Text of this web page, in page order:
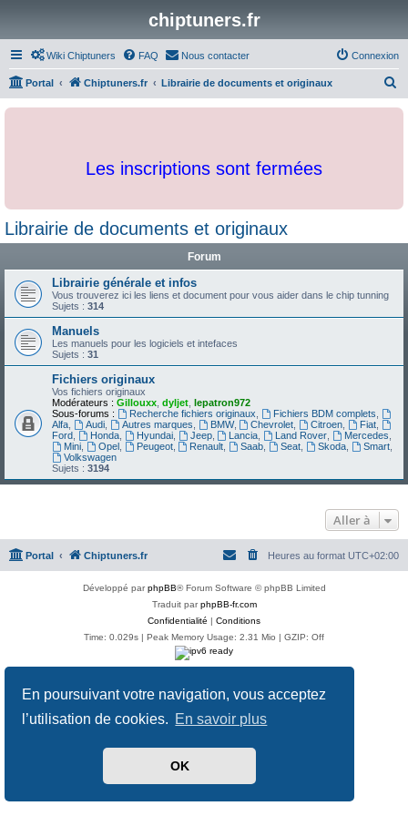
En poursuivant votre navigation, vous acceptez
l’utilisation de cookies. En savoir plus
OK
chiptuners.fr
Wiki Chiptuners FAQ Nous contacter Connexion
Portal Chiptuners.fr Librairie de documents et originaux
c
Les inscriptions sont fermées
Librairie de documents et originaux
Forum
Librairie générale et infos
Vous trouverez ici les liens et document pour vous aider dans le chip tunning
Sujets : 314
Manuels
Les manuels pour les logiciels et intefaces
Sujets : 31
Fichiers originaux
Vos fichiers originaux
Modérateurs : Gillouxx dyljet lepatron972
Sous-forums :
Recherche fichiers originaux Fichiers BDM complets
Alfa
Audi, Autres marques BMW, Chevrolet Citroen Fiat
Ford
Honda, Hyundai, Jeep, Lancia Land Rover Mercedes
Mini, Opel, Peugeot, Renault Saab Seat Skoda, Smart,
Volkswagen
Sujets : 3194
Aller à
Portal Chiptuners.fr Heures au format UTC+02:00
Développé parphpBB® Forum Software © phpBB Limited
Traduit parphpBB-fr.com
Confidentialité | Conditions
Time: 0.029s | Peak Memory Usage: 2.31 Mio | GZIP: Off